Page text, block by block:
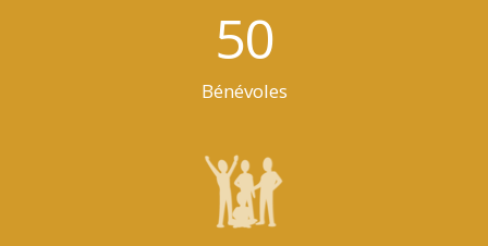
50
Bénévoles